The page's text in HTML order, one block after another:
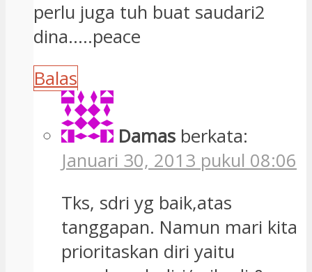
Tks, sdri yg baik,atas
tanggapan. Namun mari kita
prioritaskan diri yaitu
membenah diri/pribadi &
komunitas sebelum
membenah yg lain. Sya
belum pantas utk memberi
berkompeten pd
bidangnya…..Heeee….